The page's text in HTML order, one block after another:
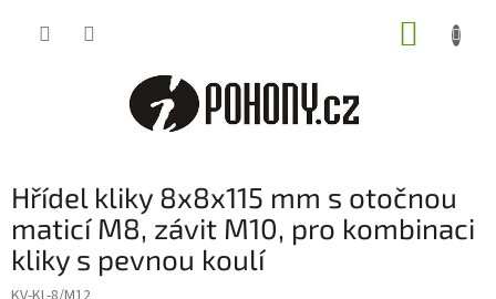
Hřídel kliky 8x8x115 mm s otočnou
maticí M8, závit M10, pro kombinaci
kliky s pevnou koulí